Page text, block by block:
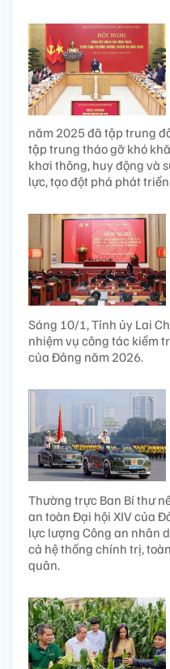
năm 2025 đã tập trung
tập trung tháo gỡ khó
khơi thông, huy động và
lực, tạo đột phá phát
Sáng 10/1, Tỉnh ủy Lai
nhiệm vụ công tác kiểm
của Đảng năm 2026.
Thường trực Ban Bí thư
an toàn Đại hội XIV của
lực lượng Công an nhân
cả hệ thống chính trị,
quân.